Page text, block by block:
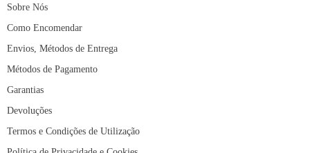
Sobre Nós
Como Encomendar
Envios, Métodos de Entrega
Métodos de Pagamento
Garantias
Devoluções
Termos e Condições de Utilização